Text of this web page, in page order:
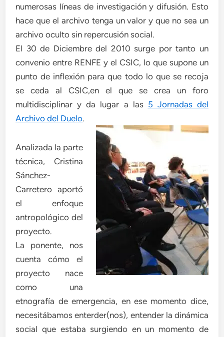
numerosas líneas de investigación y difusión. Esto
hace que el archivo tenga un valor y que no sea un
archivo oculto sin repercusión social.
El 30 de Diciembre del 2010 surge por tanto un
convenio entre RENFE y el CSIC, lo que supone un
punto de inflexión para que todo lo que se recoja
se ceda al CSIC,en el que se crea un foro
multidisciplinar y da lugar a las 5 Jornadas del
Archivo del Duelo.
Analizada la parte
técnica, Cristina
Sánchez-
Carretero aportó
el enfoque
antropológico del
proyecto.
La ponente, nos
cuenta cómo el
proyecto nace
como una
etnografía de emergencia, en ese momento dice,
necesitábamos enterder(nos), entender la dinámica
social que estaba surgiendo en un momento de